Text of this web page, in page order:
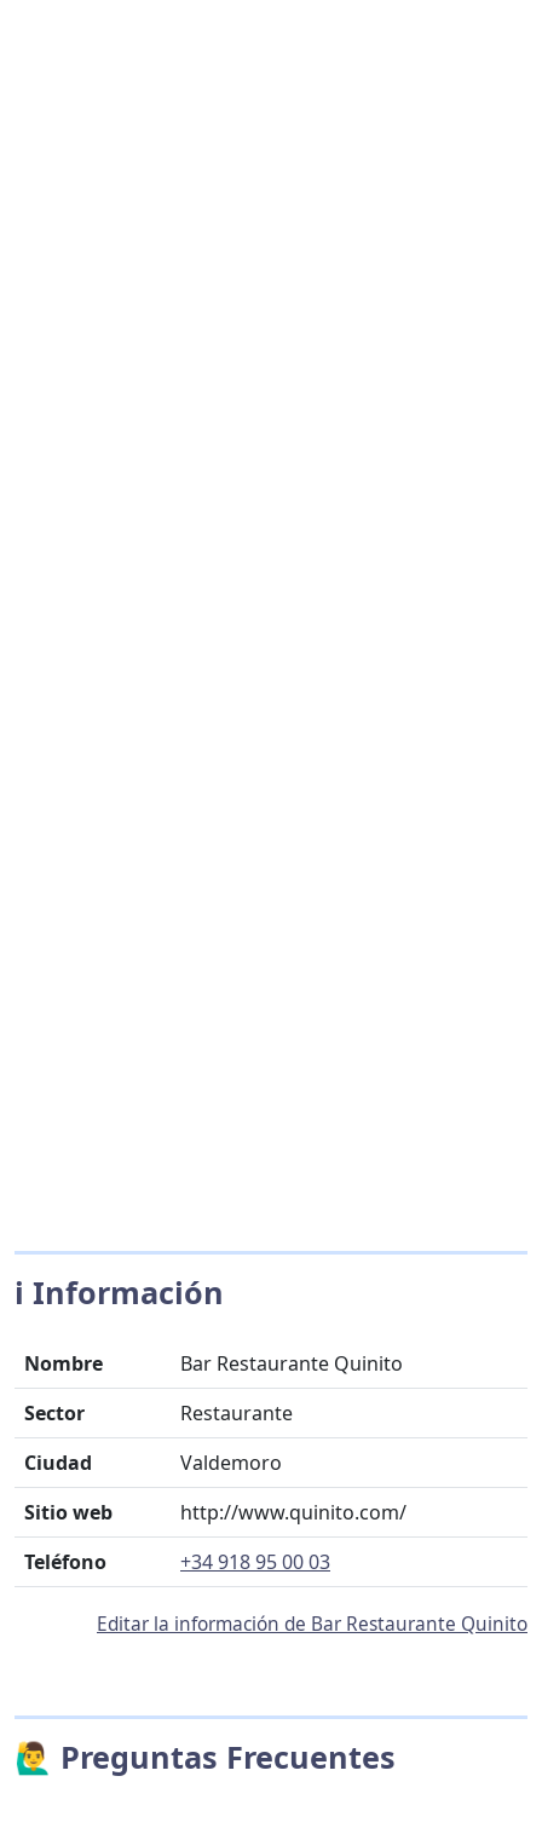
ℹ️ Información
Nombre
Bar Restaurante Quinito
Sector
Restaurante
Ciudad
Valdemoro
Sitio web
http://www.quinito.com/
Teléfono
+34 918 95 00 03
Editar la información de Bar Restaurante Quinito
🙋‍♂️ Preguntas Frecuentes